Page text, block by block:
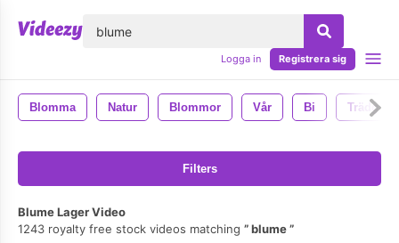
Logga in Registrera sig
Blomma Natur Blommor Vår Bi Trädgård
Filters
Blume Lager Video
1243 royalty free stock videos matching
blume